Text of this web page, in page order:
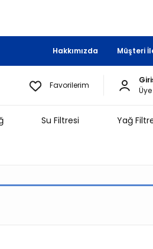
Hakkımızda Müşteri
Favorilerim
Su Filtresi Yağ